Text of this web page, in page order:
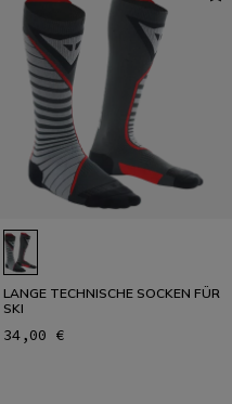
LANGE TECHNISCHE SOCKEN FÜR
SKI
34,00 €